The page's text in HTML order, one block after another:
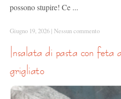
possono stupire! Ce ...
Giugno 19, 2026 | Nessun commento
insalata di pasta con feta alle erbe e pollo
grigliato